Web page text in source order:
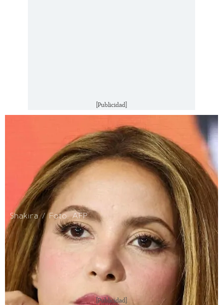
[Publicidad]
Shakira / Foto: AFP
[Publicidad]